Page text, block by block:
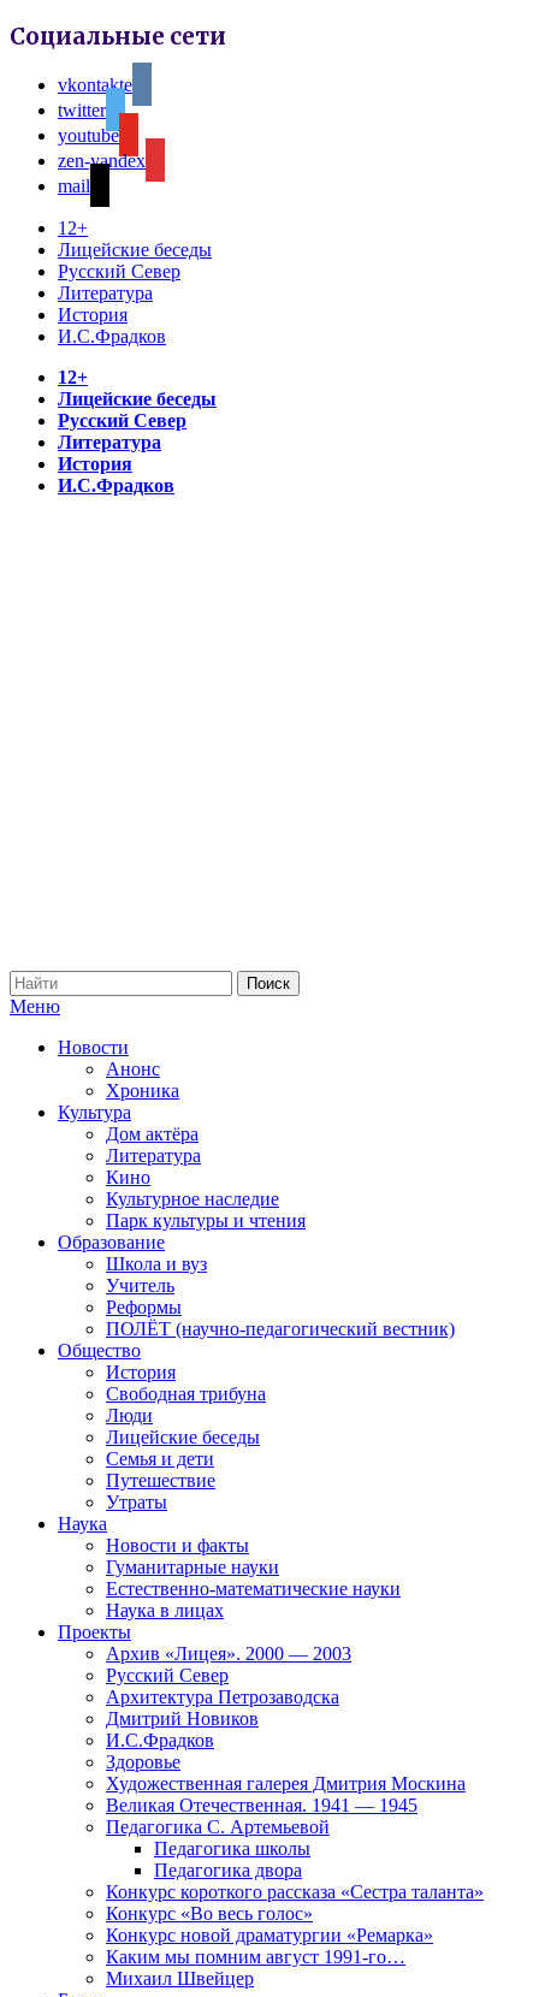
Социальные сети
vkontakte
twitter
youtube
zen-yandex
mail
12+
Лицейские беседы
Русский Север
Литература
История
И.С.Фрадков
12+
Лицейские беседы
Русский Север
Литература
История
И.С.Фрадков
Меню
Новости
Анонс
Хроника
Культура
Дом актёра
Литература
Кино
Культурное наследие
Парк культуры и чтения
Образование
Школа и вуз
Учитель
Реформы
ПОЛЁТ (научно-педагогический вестник)
Общество
История
Свободная трибуна
Люди
Лицейские беседы
Семья и дети
Путешествие
Утраты
Наука
Новости и факты
Гуманитарные науки
Естественно-математические науки
Наука в лицах
Проекты
Архив «Лицея». 2000 — 2003
Русский Север
Архитектура Петрозаводска
Дмитрий Новиков
И.С.Фрадков
Здоровье
Художественная галерея Дмитрия Москина
Великая Отечественная. 1941 — 1945
Педагогика С. Артемьевой
Педагогика школы
Педагогика двора
Конкурс короткого рассказа «Сестра таланта»
Конкурс «Во весь голос»
Конкурс новой драматургии «Ремарка»
Каким мы помним август 1991-го…
Михаил Швейцер